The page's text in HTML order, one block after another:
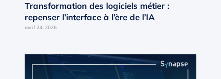
Transformation des logiciels métier :
repenser l’interface à l’ère de l’IA
avril 24, 2026